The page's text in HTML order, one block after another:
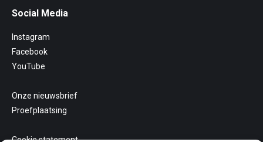
Social Media
Instagram
Facebook
YouTube
Onze nieuwsbrief
Proefplaatsing
Cookie statement